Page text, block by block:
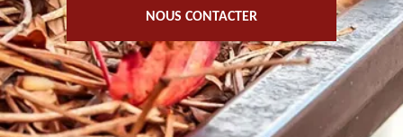
NOUS CONTACTER